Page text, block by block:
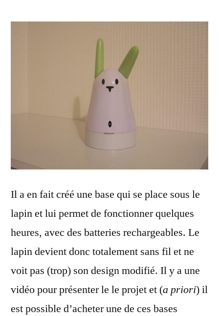
Il a en fait créé une base qui se place sous le
lapin et lui permet de fonctionner quelques
heures, avec des batteries rechargeables. Le
lapin devient donc totalement sans fil et ne
voit pas (trop) son design modifié. Il y a une
vidéo pour présenter le le projet et (a priori) il
est possible d’acheter une de ces bases